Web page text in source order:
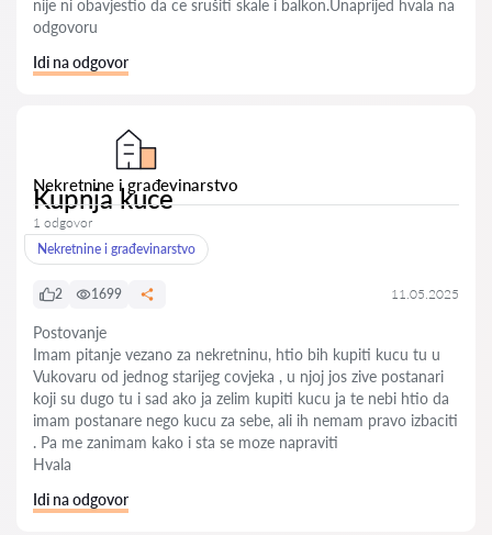
nije ni obavjestio da ce srušiti skale i balkon.Unaprijed hvala na
odgovoru
Idi na odgovor
Nekretnine i građevinarstvo
Kupnja kuce
1 odgovor
Nekretnine i građevinarstvo
2 1699 11.05.2025
Postovanje
Imam pitanje vezano za nekretninu, htio bih kupiti kucu tu u
Vukovaru od jednog starijeg covjeka , u njoj jos zive postanari
koji su dugo tu i sad ako ja zelim kupiti kucu ja te nebi htio da
imam postanare nego kucu za sebe, ali ih nemam pravo izbaciti
. Pa me zanimam kako i sta se moze napraviti
Hvala
Idi na odgovor